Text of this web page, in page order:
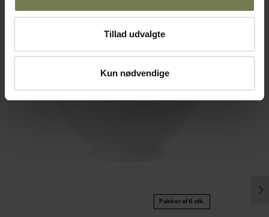
Tillad udvalgte
Kun nødvendige
Pakker af 6 stk.